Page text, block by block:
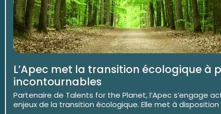
L’Apec met la transition écologique à
incontournables
Partenaire de Talents for the Planet, l’Apec s’engage
enjeux de la transition écologique. Elle met à